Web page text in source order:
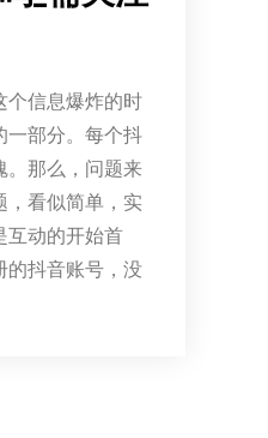
个信息爆炸的时
一部分。每个抖
。那么，问题来
，看似简单，实
互动的开始首
的抖音账号，没